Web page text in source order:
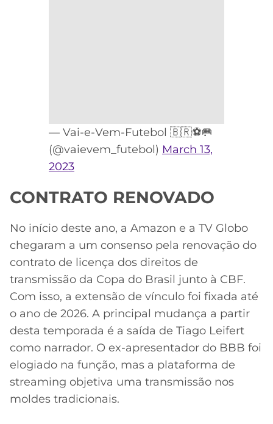
— Vai-e-Vem-Futebol 🇧🇷⚽🥅
(@vaievem_futebol) March 13,
2023
CONTRATO RENOVADO
No início deste ano, a Amazon e a TV Globo
chegaram a um consenso pela renovação do
contrato de licença dos direitos de
transmissão da Copa do Brasil junto à CBF.
Com isso, a extensão de vínculo foi fixada até
o ano de 2026. A principal mudança a partir
desta temporada é a saída de Tiago Leifert
como narrador. O ex-apresentador do BBB foi
elogiado na função, mas a plataforma de
streaming objetiva uma transmissão nos
moldes tradicionais.